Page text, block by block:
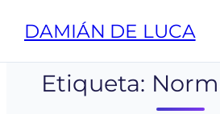
DAMIÁN DE LUCA
Etiqueta: